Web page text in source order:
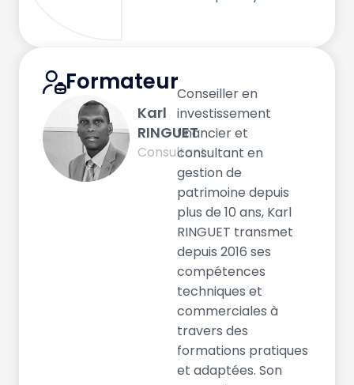
Formateur
Karl
RINGUET
Consultant
Conseiller en
investissement
financier et
consultant en
gestion de
patrimoine depuis
plus de 10 ans, Karl
RINGUET transmet
depuis 2016 ses
compétences
techniques et
commerciales à
travers des
formations pratiques
et adaptées. Son